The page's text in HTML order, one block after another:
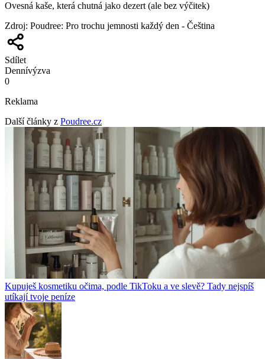
Ovesná kaše, která chutná jako dezert (ale bez výčitek)
Zdroj: Poudree: Pro trochu jemnosti každý den - Čeština
Sdílet
Dennívýzva
0
Reklama
Další články z Poudree.cz
Kupuješ kosmetiku očima, podle TikToku a ve slevě? Tady nejspíš
utíkají tvoje peníze